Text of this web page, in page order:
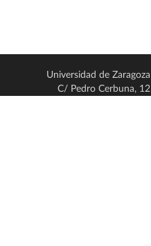
Universidad de Zaragoza
C/ Pedro Cerbuna, 12